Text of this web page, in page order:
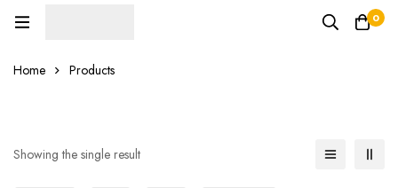
0
Home Products
Showing the single result